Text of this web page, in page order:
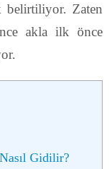
Zaten
akla ilk önce
Gidilir?